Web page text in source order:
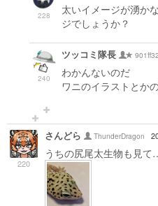
228
太いイメージが湧か
ジでしょうか？
240
ツッコミ隊長
わかんないのだ
ワニのイラストとか
220
さんどら ThunderDragon
うちの尻尾太生物も見